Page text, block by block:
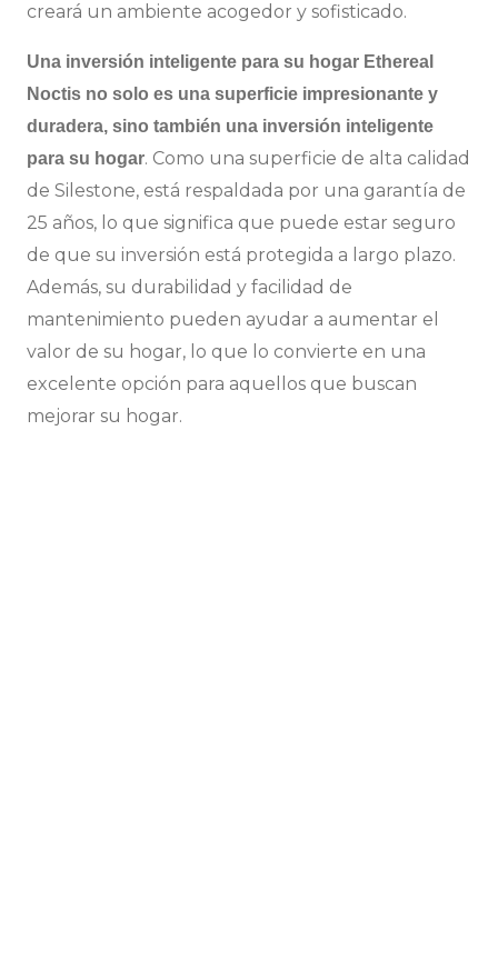
creará un ambiente acogedor y sofisticado.
Una inversión inteligente para su hogar Ethereal
Noctis no solo es una superficie impresionante y
duradera, sino también una inversión inteligente
para su hogar. Como una superficie de alta calidad
de Silestone, está respaldada por una garantía de
25 años, lo que significa que puede estar seguro
de que su inversión está protegida a largo plazo.
Además, su durabilidad y facilidad de
mantenimiento pueden ayudar a aumentar el
valor de su hogar, lo que lo convierte en una
excelente opción para aquellos que buscan
mejorar su hogar.